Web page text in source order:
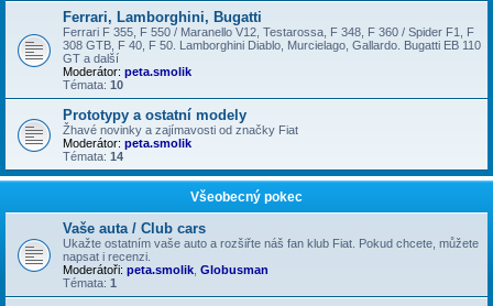
Ferrari, Lamborghini, Bugatti
Ferrari F 355, F 550 / Maranello V12, Testarossa, F 348, F 360 / Spider F1, F
308 GTB, F 40, F 50. Lamborghini Diablo, Murcielago, Gallardo. Bugatti EB 110
GT a další
Moderátor: peta.smolik
Témata: 10
Prototypy a ostatní modely
Žhavé novinky a zajímavosti od značky Fiat
Moderátor: peta.smolik
Témata: 14
Všeobecný pokec
Vaše auta / Club cars
Ukažte ostatním vaše auto a rozšiřte náš fan klub Fiat. Pokud chcete, můžete
napsat i recenzi.
Moderátoři: peta.smolik, Globusman
Témata: 1